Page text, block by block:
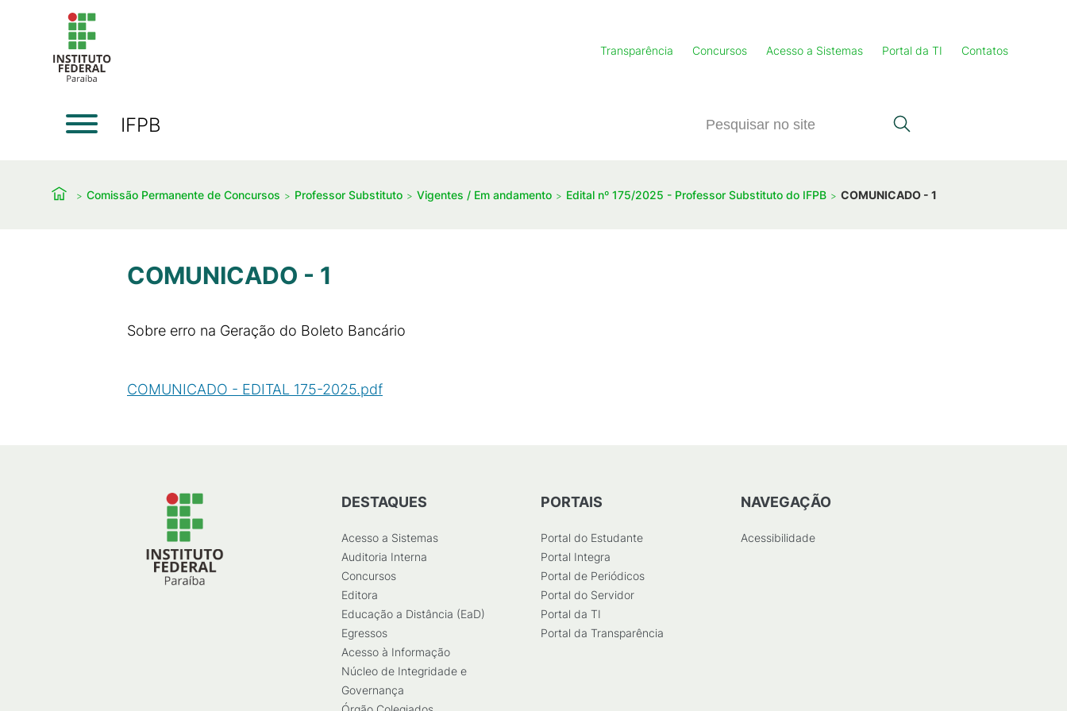
Transparência Concursos Acesso a Sistemas Portal da TI Contatos
IFPB
Comissão Permanente de Concursos Professor Substituto Vigentes / Em andamento Edital nº 175/2025 - Professor Substituto do IFPB COMUNICADO - 1
COMUNICADO - 1
Sobre erro na Geração do Boleto Bancário
COMUNICADO - EDITAL 175-2025.pdf
DESTAQUES
Acesso a Sistemas
Auditoria Interna
Concursos
Editora
Educação a Distância (EaD)
Egressos
Acesso à Informação
Núcleo de Integridade e
Governança
PORTAIS
Portal do Estudante
Portal Integra
Portal de Periódicos
Portal do Servidor
Portal da TI
Portal da Transparência
NAVEGAÇÃO
Acessibilidade